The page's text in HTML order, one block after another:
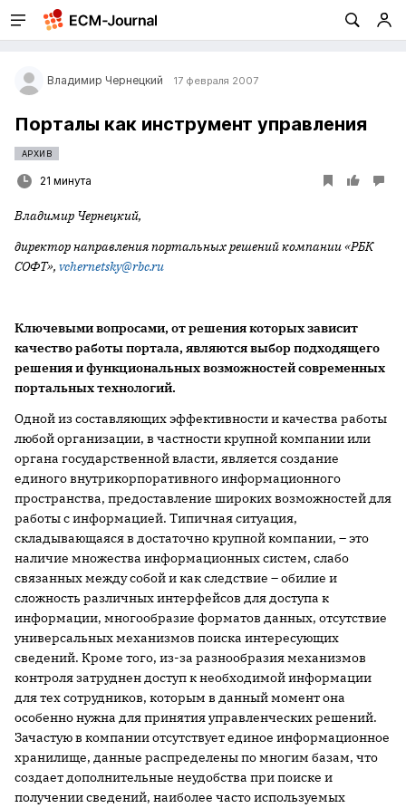
Владимир Чернецкий 17 февраля 2007
Порталы как инструмент управления
АРХИВ
21 минута
Владимир Чернецкий,
директор направления портальных решений компании «РБК
СОФТ», vchernetsky@rbc.ru
Ключевыми вопросами, от решения которых зависит
качество работы портала, являются выбор подходящего
решения и функциональных возможностей современных
портальных технологий.
Одной из составляющих эффективности и качества работы
любой организации, в частности крупной компании или
органа государственной власти, является создание
единого внутрикорпоративного информационного
пространства, предоставление широких возможностей для
работы с информацией. Типичная ситуация,
складывающаяся в достаточно крупной компании, – это
наличие множества информационных систем, слабо
связанных между собой и как следствие – обилие и
сложность различных интерфейсов для доступа к
информации, многообразие форматов данных, отсутствие
универсальных механизмов поиска интересующих
сведений. Кроме того, из-за разнообразия механизмов
контроля затруднен доступ к необходимой информации
для тех сотрудников, которым в данный момент она
особенно нужна для принятия управленческих решений.
Зачастую в компании отсутствует единое информационное
хранилище, данные распределены по многим базам, что
создает дополнительные неудобства при поиске и
получении сведений, наиболее часто используемых